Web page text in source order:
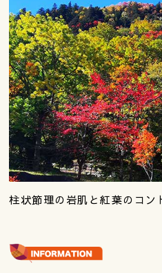
柱状節理の岩肌と紅葉のコン